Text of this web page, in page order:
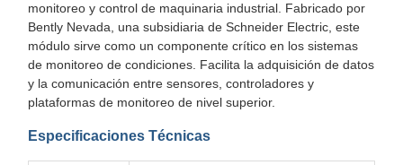
monitoreo y control de maquinaria industrial. Fabricado por
Bently Nevada, una subsidiaria de Schneider Electric, este
módulo sirve como un componente crítico en los sistemas
de monitoreo de condiciones. Facilita la adquisición de datos
y la comunicación entre sensores, controladores y
plataformas de monitoreo de nivel superior.
Especificaciones Técnicas